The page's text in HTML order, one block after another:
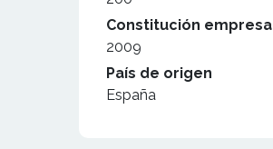
Constitución empresa
2009
País de origen
España